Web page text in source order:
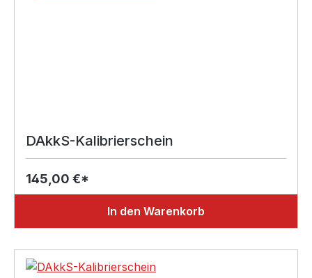
DAkkS-Kalibrierschein
145,00 €*
In den Warenkorb